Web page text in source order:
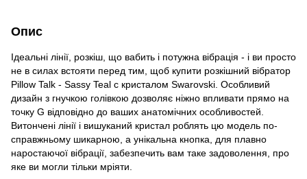
Опис
Ідеальні лінії, розкіш, що вабить і потужна вібрація - і ви просто
не в силах встояти перед тим, щоб купити розкішний вібратор
Pillow Talk - Sassy Teal c кристалом Swarovski. Особливий
дизайн з гнучкою голівкою дозволяє ніжно впливати прямо на
точку G відповідно до ваших анатомічних особливостей.
Витончені лінії і вишуканий кристал роблять цю модель по-
справжньому шикарною, а унікальна кнопка, для плавно
наростаючої вібрації, забезпечить вам таке задоволення, про
яке ви могли тільки мріяти.